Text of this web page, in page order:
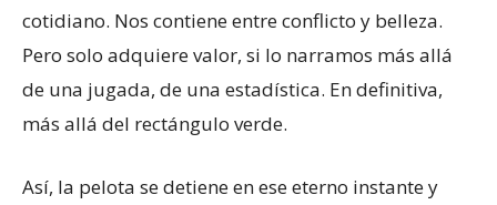
cotidiano. Nos contiene entre conflicto y belleza.
Pero solo adquiere valor, si lo narramos más allá
de una jugada, de una estadística. En definitiva,
más allá del rectángulo verde.
Así, la pelota se detiene en ese eterno instante y